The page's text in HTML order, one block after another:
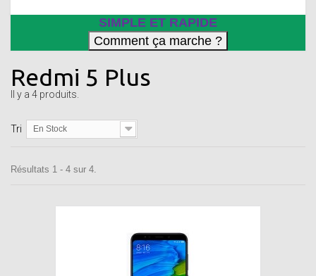
SIMPLE ET RAPIDE
Redmi 5 Plus
Il y a 4 produits.
Tri En Stock
Résultats 1 - 4 sur 4.